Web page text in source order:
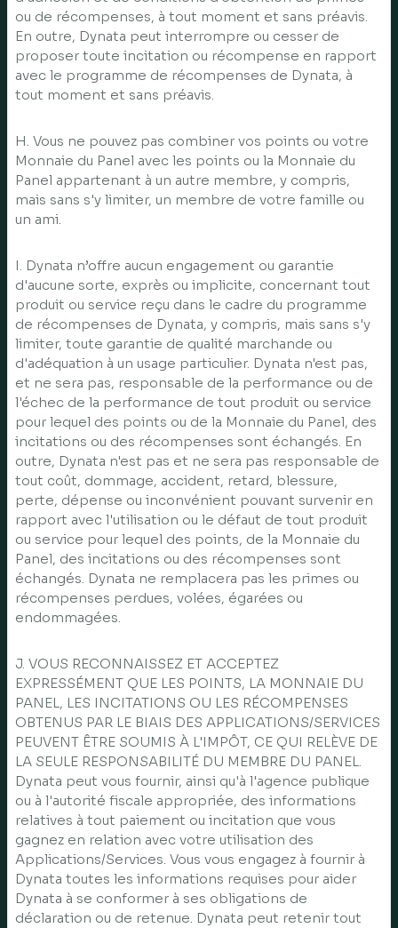
ou de récompenses, à tout moment et sans préavis.
En outre, Dynata peut interrompre ou cesser de
proposer toute incitation ou récompense en rapport
avec le programme de récompenses de Dynata, à
tout moment et sans préavis.
H. Vous ne pouvez pas combiner vos points ou votre
Monnaie du Panel avec les points ou la Monnaie du
Panel appartenant à un autre membre, y compris,
mais sans s'y limiter, un membre de votre famille ou
un ami.
I. Dynata n’offre aucun engagement ou garantie
d'aucune sorte, exprès ou implicite, concernant tout
produit ou service reçu dans le cadre du programme
de récompenses de Dynata, y compris, mais sans s'y
limiter, toute garantie de qualité marchande ou
d'adéquation à un usage particulier. Dynata n'est pas,
et ne sera pas, responsable de la performance ou de
l'échec de la performance de tout produit ou service
pour lequel des points ou de la Monnaie du Panel, des
incitations ou des récompenses sont échangés. En
outre, Dynata n'est pas et ne sera pas responsable de
tout coût, dommage, accident, retard, blessure,
perte, dépense ou inconvénient pouvant survenir en
rapport avec l'utilisation ou le défaut de tout produit
ou service pour lequel des points, de la Monnaie du
Panel, des incitations ou des récompenses sont
échangés. Dynata ne remplacera pas les primes ou
récompenses perdues, volées, égarées ou
endommagées.
J. VOUS RECONNAISSEZ ET ACCEPTEZ
EXPRESSÉMENT QUE LES POINTS, LA MONNAIE DU
PANEL, LES INCITATIONS OU LES RÉCOMPENSES
OBTENUS PAR LE BIAIS DES APPLICATIONS/SERVICES
PEUVENT ÊTRE SOUMIS À L'IMPÔT, CE QUI RELÈVE DE
LA SEULE RESPONSABILITÉ DU MEMBRE DU PANEL.
Dynata peut vous fournir, ainsi qu'à l'agence publique
ou à l'autorité fiscale appropriée, des informations
relatives à tout paiement ou incitation que vous
gagnez en relation avec votre utilisation des
Applications/Services. Vous vous engagez à fournir à
Dynata toutes les informations requises pour aider
Dynata à se conformer à ses obligations de
déclaration ou de retenue. Dynata peut retenir tout